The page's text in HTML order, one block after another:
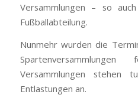
Versammlungen – so
Fußballabteilung.
Nunmehr wurden die
Versammlungen stehen
Entlastungen an.